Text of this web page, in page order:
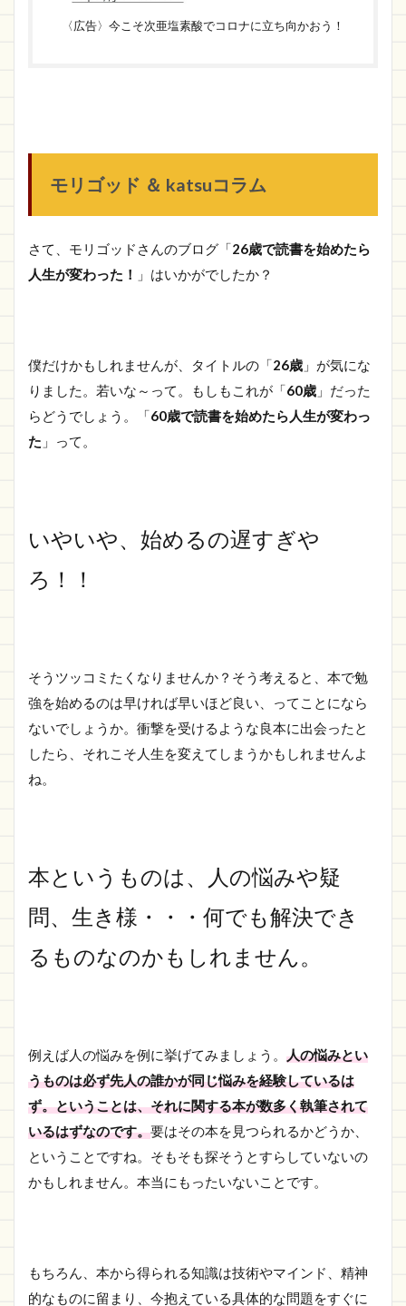
〈広告〉今こそ次亜塩素酸でコロナに立ち向かおう！
モリゴッド ＆ katsuコラム
さて、モリゴッドさんのブログ「26歳で読書を始めたら
人生が変わった！
」はいかがでしたか？
僕だけかもしれませんが、タイトルの「26歳 」が気にな
りました。若いな～って。もしもこれが「60歳 」だった
らどうでしょう。「60歳で読書を始めたら人生が変わっ
た 」って。
いやいや、始めるの遅すぎや
ろ！！
そうツッコミたくなりませんか？そう考えると、本で勉
強を始めるのは早ければ早いほど良い、ってことになら
ないでしょうか。衝撃を受けるような良本に出会ったと
したら、それこそ人生を変えてしまうかもしれませんよ
ね。
本というものは、人の悩みや疑
問、生き様・・・何でも解決でき
るものなのかもしれません。
例えば人の悩みを例に挙げてみましょう。 人の悩みとい
うものは必ず先人の誰かが同じ悩みを経験しているは
ず。ということは、それに関する本が数多く執筆されて
いるはずなのです。要はその本を見つられるかどうか、
ということですね。そもそも探そうとすらしていないの
かもしれません。本当にもったいないことです。
もちろん、本から得られる知識は技術やマインド、精神
的なものに留まり、今抱えている具体的な問題をすぐに